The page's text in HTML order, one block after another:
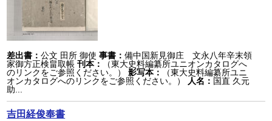
差出書：公文 田所 御使 事書：備中国新見御庄 文永八年辛末領
家御方正検畠取帳 刊本：
（東大史料編纂所ユニオンカタログへ
のリンクをご参照ください。）
影写本：
（東大史料編纂所ユニ
オンカタログへのリンクをご参照ください。）
人名： 国直 久元
助...
吉田経俊奉書